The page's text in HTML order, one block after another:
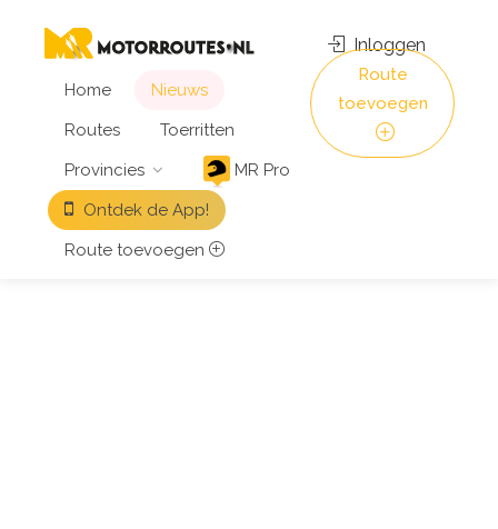
Home
Nieuws
Routes
Toerritten
Provincies
MR Pro
Ontdek de App!
Route toevoegen
Inloggen
Route
toevoegen